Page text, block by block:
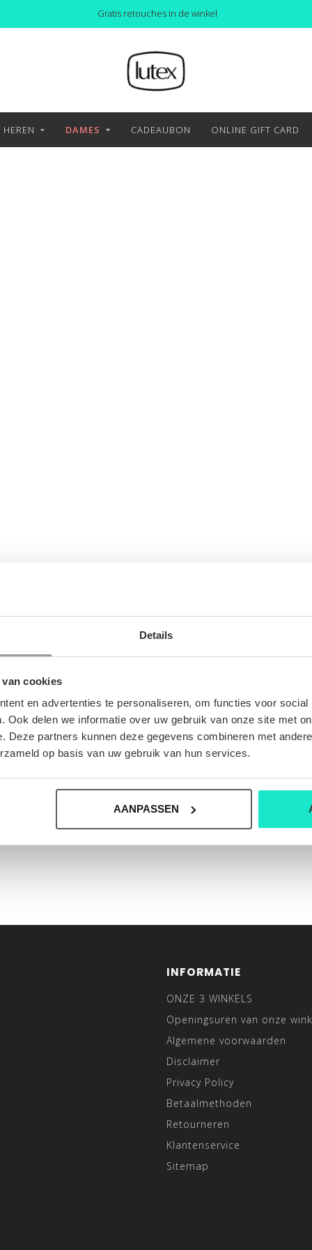
Details
cookies
en advertenties te personaliseren, om functies voor
Ook delen we informatie over uw gebruik van onze site met
Deze partners kunnen deze gegevens combineren met
op basis van uw gebruik van hun services.
AANPASSEN
Gratis retouches in de winkel
HEREN DAMES CADEAUBON ONLINE GIFT CARD
INFORMATIE
ONZE 3 WINKELS
Openingsuren van onze
Algemene voorwaarden
Disclaimer
Privacy Policy
Betaalmethoden
Retourneren
Klantenservice
Sitemap